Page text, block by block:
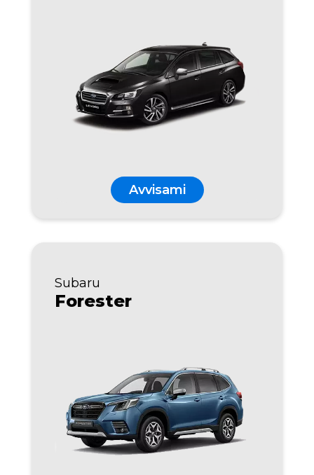
Avvisami
Subaru
Forester